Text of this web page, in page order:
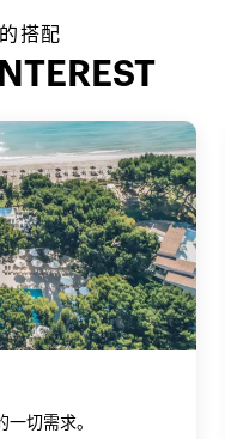
搭配
切需求。